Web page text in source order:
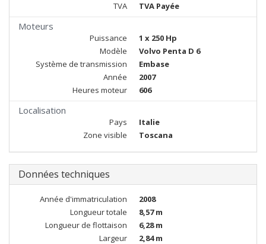
TVA
TVA Payée
Moteurs
Puissance
1 x 250 Hp
Modèle
Volvo Penta D 6
Système de transmission
Embase
Année
2007
Heures moteur
606
Localisation
Pays
Italie
Zone visible
Toscana
Données techniques
Année d'immatriculation
2008
Longueur totale
8,57 m
Longueur de flottaison
6,28 m
Largeur
2,84 m